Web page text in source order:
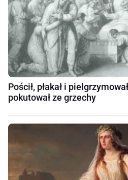
Pościł, płakał i
pokutował ze grzechy